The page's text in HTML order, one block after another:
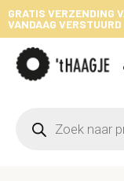
GRATIS VERZENDING
VANDAAG VERSTUURD